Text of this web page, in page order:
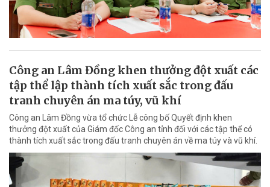
Công an Lâm Đồng khen thưởng đột xuất các
tập thể lập thành tích xuất sắc trong đấu
tranh chuyên án ma túy, vũ khí
Công an Lâm Đồng vừa tổ chức Lễ công bố Quyết định khen
thưởng đột xuất của Giám đốc Công an tỉnh đối với các tập thể có
thành tích xuất sắc trong đấu tranh chuyên án về ma túy và vũ khí.